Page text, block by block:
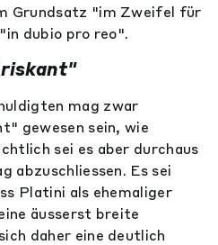
Grundsatz "im Zweifel für
dubio pro reo".
riskant"
mag zwar
gewesen sein, wie
sei es aber durchaus
abzuschliessen. Es sei
Platini als ehemaliger
äusserst breite
daher eine deutlich